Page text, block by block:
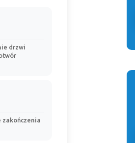
drzwi
zakończenia